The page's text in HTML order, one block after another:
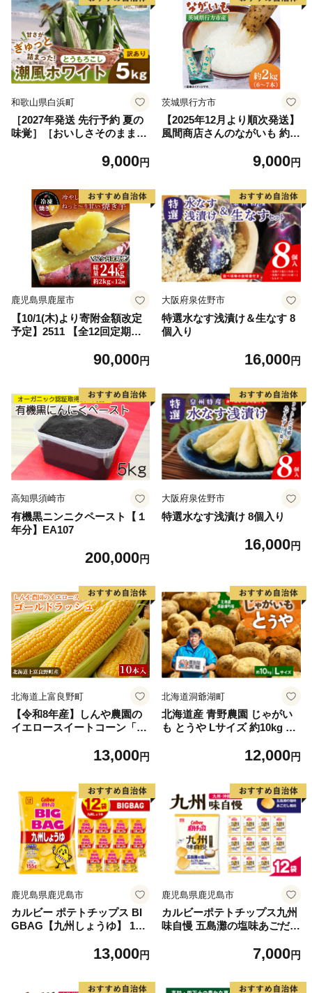
和歌山県白浜町
［2027年発送 先行予約 夏の
味覚］［おいしさそのまま］
ット とうもろこし トウモロ
9,000円
茨城県行方市
【2025年12月より順次発送】
風間商店さんのながいも 約2
芋 長芋 野菜 やさい 人気 美
1)
9,000円
鹿児島県鹿屋市
【10/1(木)より寄附金額改定
予定】2511 【全12回定期
kg×12回 KN026-T0190,000円
大阪府泉佐野市
特選水なす浅漬け＆生なす 8
個入り
16,000円
高知県須崎市
有機黒ニンニクペースト【１
年分】EA107
200,000円
大阪府泉佐野市
特選水なす浅漬け 8個入り
16,000円
北海道上富良野町
【令和8年産】しんや農園の
イエロースイートコーン「ゴ
北海道産 とうもろこし 甘み
【北海道上富良野町産】
13,000円
北海道洞爺湖町
北海道産 青野農園 じゃがい
も とうや Lサイズ 約10kg 20
届け 先行予約 北海道 ジャガ
いも イモ 黄色 旬 野菜 農作
物 産地直送 お取り寄せ 国産
12,000円
鹿児島県鹿児島市
カルビー ポテトチップス BI
GBAG【九州しょうゆ】 12
13,000円
鹿児島県鹿児島市
カルビーポテトチップス九州
味自慢 五島灘の塩味あごだし
7,000円